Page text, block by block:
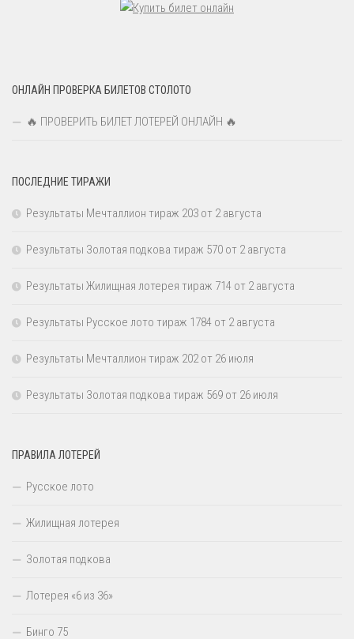
ОНЛАЙН ПРОВЕРКА БИЛЕТОВ СТОЛОТО
🔥 ПРОВЕРИТЬ БИЛЕТ ЛОТЕРЕЙ ОНЛАЙН 🔥
ПОСЛЕДНИЕ ТИРАЖИ
Результаты Мечталлион тираж 203 от 2 августа
Результаты Золотая подкова тираж 570 от 2 августа
Результаты Жилищная лотерея тираж 714 от 2 августа
Результаты Русское лото тираж 1784 от 2 августа
Результаты Мечталлион тираж 202 от 26 июля
Результаты Золотая подкова тираж 569 от 26 июля
ПРАВИЛА ЛОТЕРЕЙ
Русское лото
Жилищная лотерея
Золотая подкова
Лотерея «6 из 36»
Бинго 75